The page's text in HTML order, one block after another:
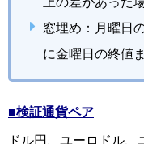
窓埋め：月曜日
に金曜日の終値
■検証通貨ペア
ドル円、ユーロドル、